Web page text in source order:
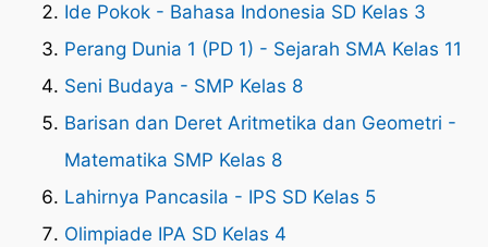
Ide Pokok - Bahasa Indonesia SD Kelas 3
Perang Dunia 1 (PD 1) - Sejarah SMA Kelas 11
Seni Budaya - SMP Kelas 8
Barisan dan Deret Aritmetika dan Geometri -
Matematika SMP Kelas 8
Lahirnya Pancasila - IPS SD Kelas 5
Olimpiade IPA SD Kelas 4